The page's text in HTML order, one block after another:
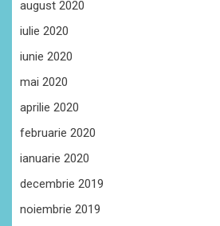
august 2020
iulie 2020
iunie 2020
mai 2020
aprilie 2020
februarie 2020
ianuarie 2020
decembrie 2019
noiembrie 2019